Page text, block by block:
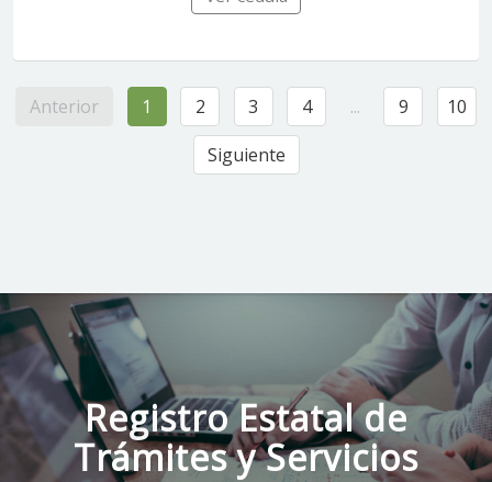
Anterior 1 2 3 4 ... 9
10
Siguiente
Registro Estatal de
Trámites y Servicios